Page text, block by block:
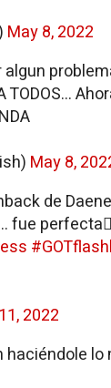
May 8, 2022
TODOS...
May 8,
de
fue
2022
lo